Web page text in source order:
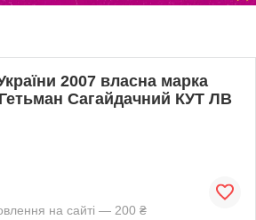
2007 власна марка
Сагайдачний КУТ ЛВ
на сайті — 200 ₴